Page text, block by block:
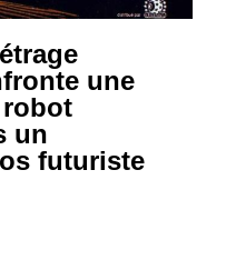
une
robot
un
futuriste